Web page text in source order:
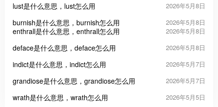
lust是什么意思，lust怎么用 2026年5月8日
burnish是什么意思，burnish怎么用 2026年5月8日
enthrall是什么意思，enthrall怎么用 2026年5月8日
deface是什么意思，deface怎么用 2026年5月8日
indict是什么意思，indict怎么用 2026年5月7日
grandiose是什么意思，grandiose怎么用 2026年5月7日
wrath是什么意思，wrath怎么用 2026年5月5日